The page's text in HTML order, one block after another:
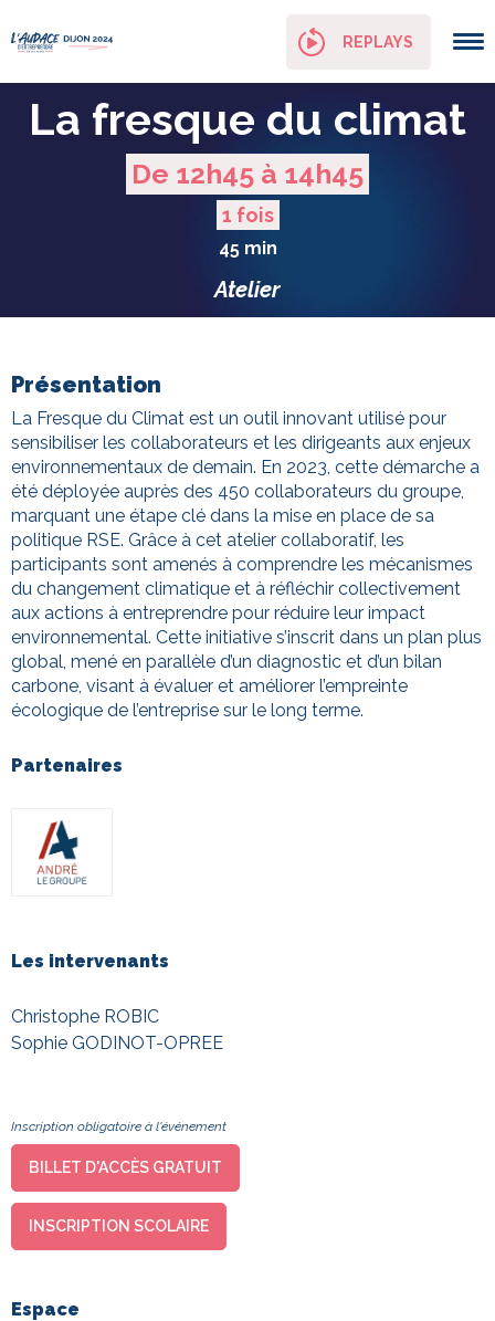
REPLAYS
La fresque du climat
De 12h45 à 14h45
1 fois
45 min
Atelier
Présentation
La Fresque du Climat est un outil innovant utilisé pour
sensibiliser les collaborateurs et les dirigeants aux enjeux
environnementaux de demain. En 2023, cette démarche a
été déployée auprès des 450 collaborateurs du groupe,
marquant une étape clé dans la mise en place de sa
politique RSE. Grâce à cet atelier collaboratif, les
participants sont amenés à comprendre les mécanismes
du changement climatique et à réfléchir collectivement
aux actions à entreprendre pour réduire leur impact
environnemental. Cette initiative s’inscrit dans un plan plus
global, mené en parallèle d’un diagnostic et d’un bilan
carbone, visant à évaluer et améliorer l’empreinte
écologique de l’entreprise sur le long terme.
Partenaires
Les intervenants
Christophe ROBIC
Sophie GODINOT-OPREE
Inscription obligatoire à l'événement
BILLET D'ACCÈS GRATUIT
INSCRIPTION SCOLAIRE
Espace